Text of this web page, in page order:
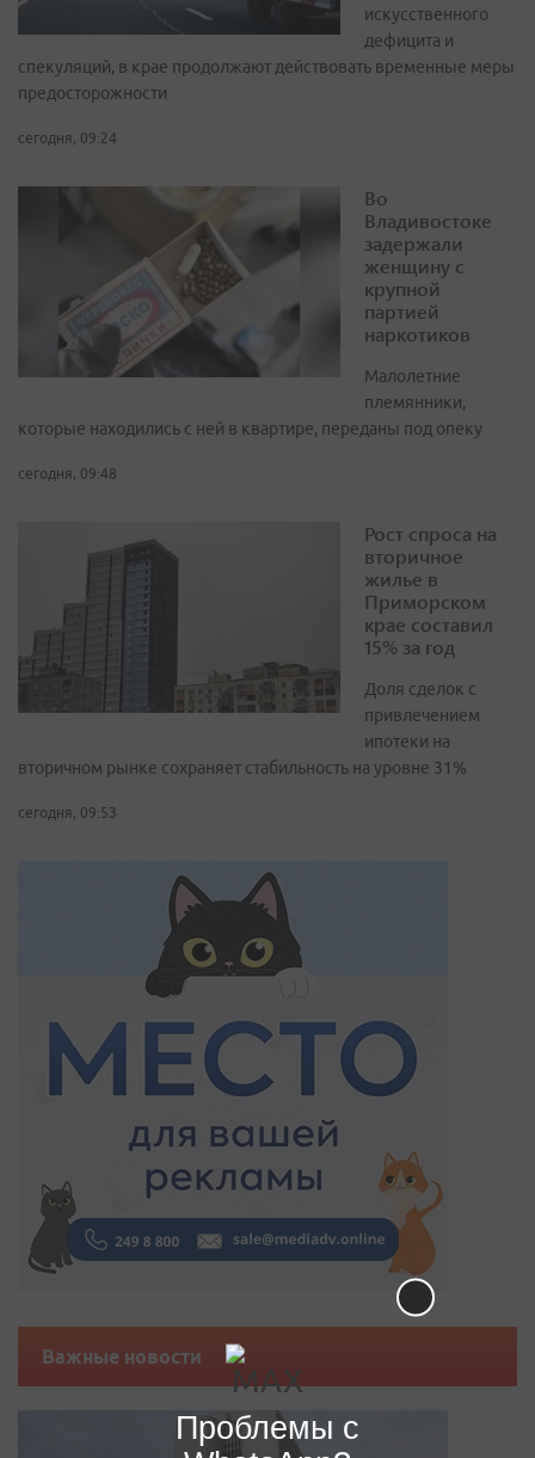
искусственного
дефицита и
спекуляций, в крае продолжают действовать временные меры
предосторожности
сегодня, 09:24
Во
Владивостоке
задержали
женщину с
крупной
партией
наркотиков
Малолетние
племянники,
которые находились с ней в квартире, переданы под опеку
сегодня, 09:48
Рост спроса на
вторичное
жилье в
Приморском
крае составил
15% за год
Доля сделок с
привлечением
ипотеки на
вторичном рынке сохраняет стабильность на уровне 31%
сегодня, 09:53
Важные новости
Проблемы с